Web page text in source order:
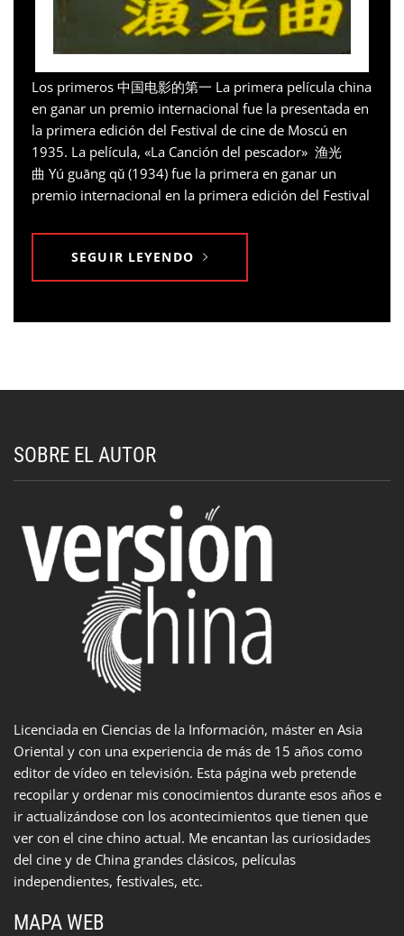
Los primeros 中国电影的第一 La primera película china
en ganar un premio internacional fue la presentada en
la primera edición del Festival de cine de Moscú en
1935. La película, «La Canción del pescador» 渔光
曲 Yú guāng qǔ (1934) fue la primera en ganar un
premio internacional en la primera edición del Festival
SEGUIR LEYENDO
SOBRE EL AUTOR
Licenciada en Ciencias de la Información, máster en Asia
Oriental y con una experiencia de más de 15 años como
editor de vídeo en televisión. Esta página web pretende
recopilar y ordenar mis conocimientos durante esos años e
ir actualizándose con los acontecimientos que tienen que
ver con el cine chino actual. Me encantan las curiosidades
del cine y de China grandes clásicos, películas
independientes, festivales, etc.
MAPA WEB